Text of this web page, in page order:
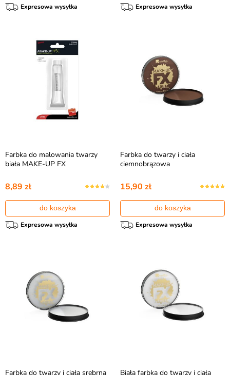
Expresowa wysyłka Expresowa wysyłka
Farbka do malowania twarzy
biała MAKE-UP FX
8,89 zł
do koszyka
Expresowa wysyłka
Farbka do twarzy i ciała
ciemnobrązowa
15,90 zł
do koszyka
Expresowa wysyłka
Farbka do twarzy i ciała srebrna Biała farbka do twarzy i ciała